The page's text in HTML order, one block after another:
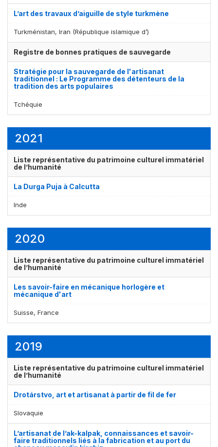
L’art des travaux d’aiguille de style turkmène
Turkménistan, Iran (République islamique d’)
Registre de bonnes pratiques de sauvegarde
Stratégie pour la sauvegarde de l'artisanat
traditionnel : Le Programme des détenteurs de la
tradition des arts populaires
Tchéquie
2021
Liste représentative du patrimoine culturel immatériel
de l’humanité
La Durga Puja à Calcutta
Inde
2020
Liste représentative du patrimoine culturel immatériel
de l’humanité
Les savoir-faire en mécanique horlogère et
mécanique d'art
Suisse, France
2019
Liste représentative du patrimoine culturel immatériel
de l’humanité
Drotárstvo, art et artisanat à partir de fil de fer
Slovaquie
L’artisanat de l’ak-kalpak, connaissances et savoir-
faire traditionnels liés à la fabrication et au port du